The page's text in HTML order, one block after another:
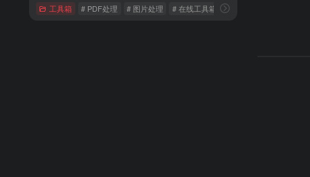
工具箱 # PDF处理 # 图片处理 # 在线工具箱平台